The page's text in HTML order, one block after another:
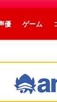
優 ゲーム